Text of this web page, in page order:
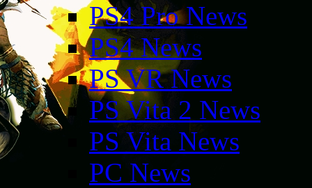
PS4 Pro News
PS4 News
PS VR News
PS Vita 2 News
PS Vita News
PC News